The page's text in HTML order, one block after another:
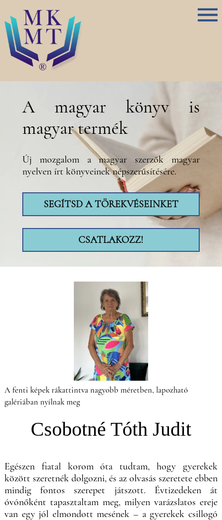
A magyar könyv is
magyar termék
Új mozgalom a magyar szerzők magyar
nyelven írt könyveinek népszerűsítésére.
SEGÍTSD A TÖREKVÉSEINKET
CSATLAKOZZ!
A fenti képek rákattintva nagyobb méretben, lapozható
galériában nyílnak meg
Csobotné Tóth Judit
Egészen fiatal korom óta tudtam, hogy gyerekek
között szeretnék dolgozni, és az olvasás szeretete ebben
mindig fontos szerepet játszott. Évtizedeken át
óvónőként tapasztaltam meg, milyen varázslatos ereje
van egy jól elmondott mesének – a gyerekek csillogó